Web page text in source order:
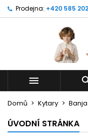
Prodejna: +420 585

Domů Kytary Banja
ÚVODNÍ STRÁNKA